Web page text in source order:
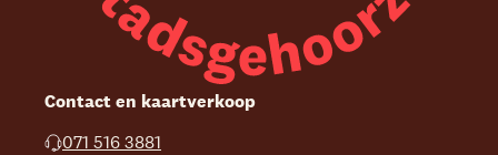
Contact en kaartverkoop
071 516 3881